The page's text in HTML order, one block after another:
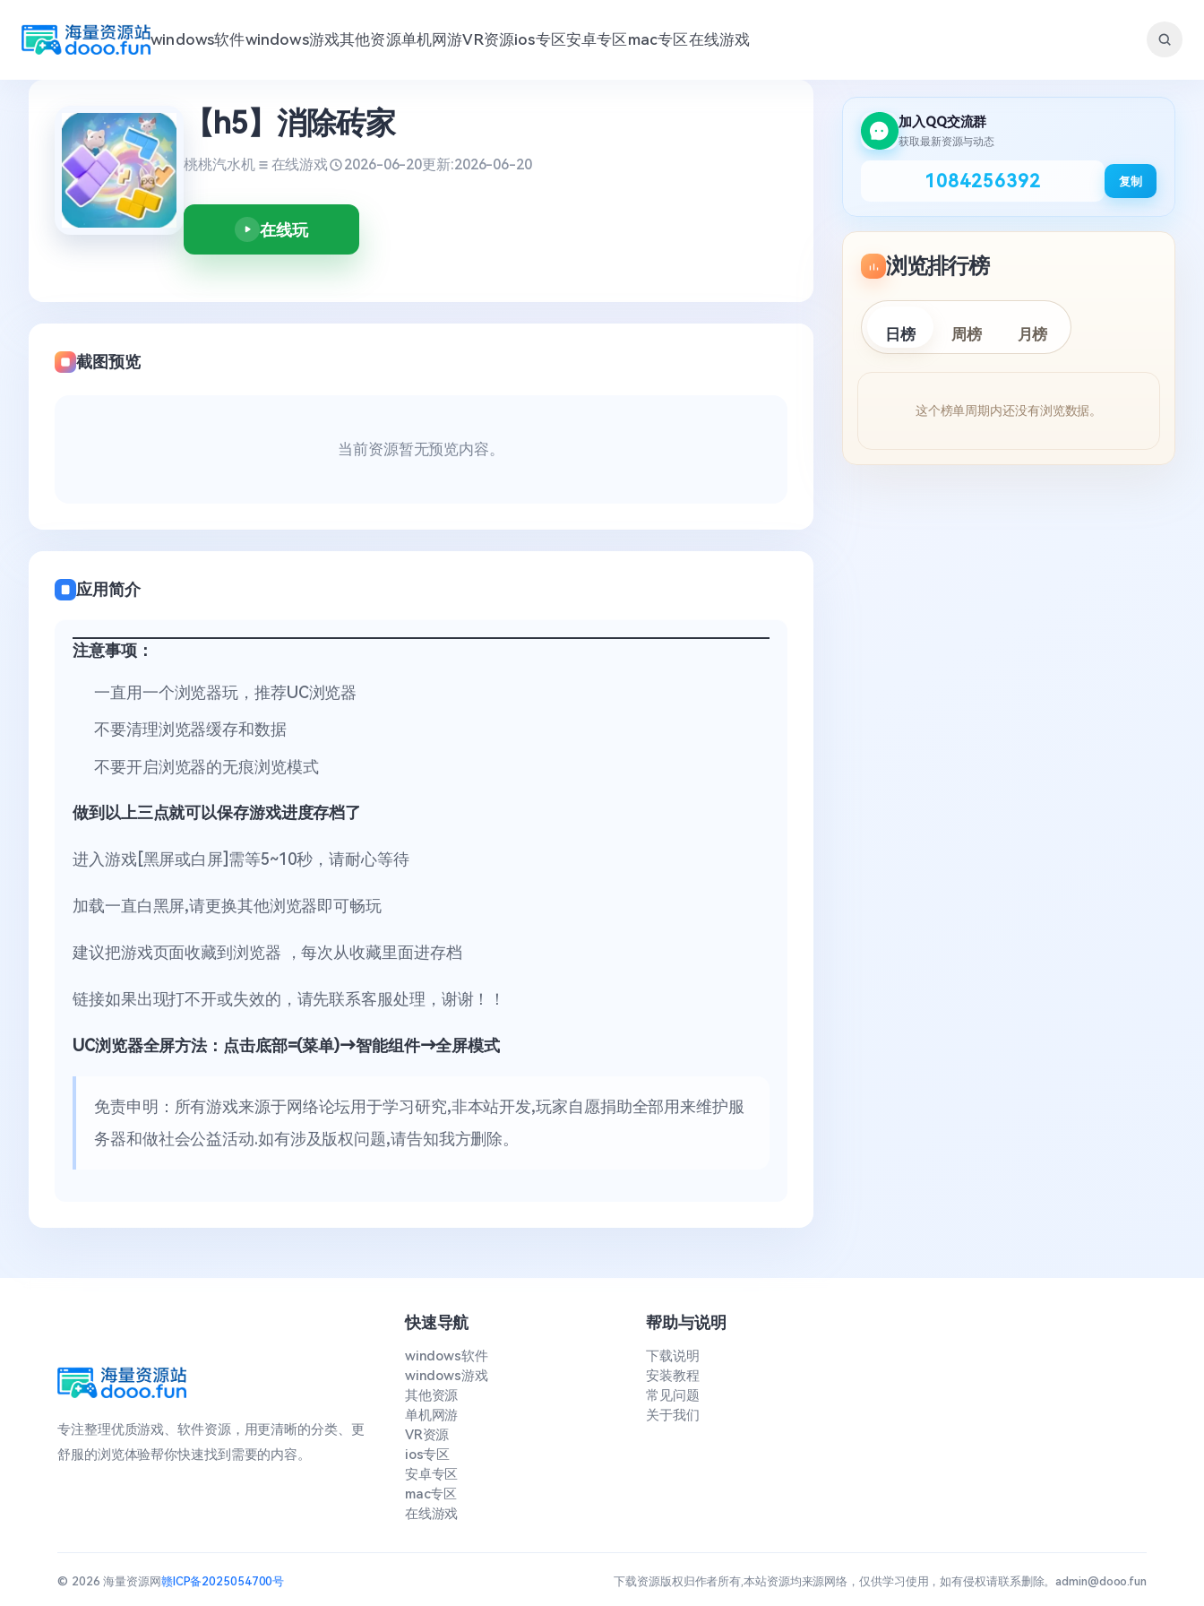
windows软件windows游戏其他资源单机网游VR资源ios专区安卓专区mac专区在线游戏
【h5】消除砖家
桃桃汽水机 在线游戏 2026-06-20更新:2026-06-20
在线玩
截图预览
当前资源暂无预览内容。
应用简介
注意事项：
一直用一个浏览器玩，推荐UC浏览器
不要清理浏览器缓存和数据
不要开启浏览器的无痕浏览模式
做到以上三点就可以保存游戏进度存档了
进入游戏[黑屏或白屏]需等5~10秒，请耐心等待
加载一直白黑屏,请更换其他浏览器即可畅玩
建议把游戏页面收藏到浏览器 ，每次从收藏里面进存档
链接如果出现打不开或失效的，请先联系客服处理，谢谢！！
UC浏览器全屏方法：点击底部=(菜单)→智能组件→全屏模式
免责申明：所有游戏来源于网络论坛用于学习研究,非本站开发,玩家自愿捐助全部用来维护服
务器和做社会公益活动.如有涉及版权问题,请告知我方删除。
加入QQ交流群
获取最新资源与动态
1084256392 复制
浏览排行榜
日榜 周榜 月榜
这个榜单周期内还没有浏览数据。
专注整理优质游戏、软件资源，用更清晰的分类、更
舒服的浏览体验帮你快速找到需要的内容。
快速导航
windows软件
windows游戏
其他资源
单机网游
VR资源
ios专区
安卓专区
mac专区
在线游戏
帮助与说明
下载说明
安装教程
常见问题
关于我们
© 2026 海量资源网赣ICP备2025054700号 下载资源版权归作者所有,本站资源均来源网络，仅供学习使用，如有侵权请联系删除。admin@dooo.fun